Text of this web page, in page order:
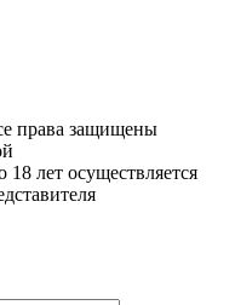
права защищены
лет осуществляется